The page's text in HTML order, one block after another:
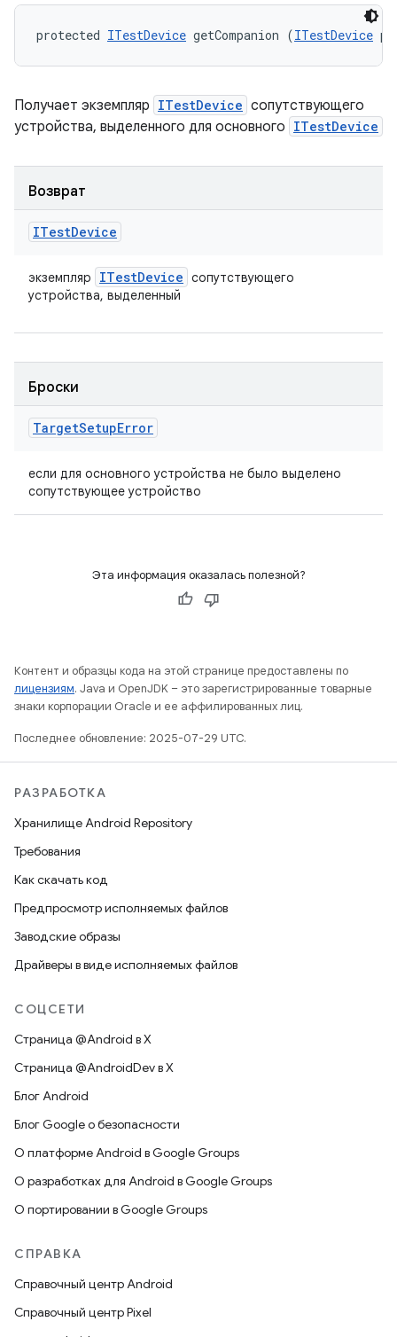
protected ITestDevice getCompanion (ITestDevice
Получает экземпляр ITestDevice сопутствующего
устройства, выделенного для основного ITestDevice
Возврат
ITestDevice
экземпляр ITestDevice сопутствующего
устройства, выделенный
Броски
TargetSetupError
если для основного устройства не было выделено
сопутствующее устройство
Эта информация оказалась полезной?
Контент и образцы кода на этой странице предоставлены по
лицензиям. Java и OpenJDK – это зарегистрированные товарные
знаки корпорации Oracle и ее аффилированных лиц.
Последнее обновление: 2025-07-29 UTC.
РАЗРАБОТКА
Хранилище Android Repository
Требования
Как скачать код
Предпросмотр исполняемых файлов
Заводские образы
Драйверы в виде исполняемых файлов
СОЦСЕТИ
Страница @Android в X
Страница @AndroidDev в X
Блог Android
Блог Google о безопасности
О платформе Android в Google Groups
О разработках для Android в Google Groups
О портировании в Google Groups
СПРАВКА
Справочный центр Android
Справочный центр Pixel